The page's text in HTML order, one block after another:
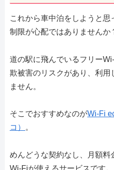
これから車中泊をしようと
制限が心配ではありませんか
道の駅に飛んでいるフリー
欺被害のリスクがあり、利用
ません。
そこでおすすめなのがWi-Fi
コ） 。
めんどうな契約なし、月額